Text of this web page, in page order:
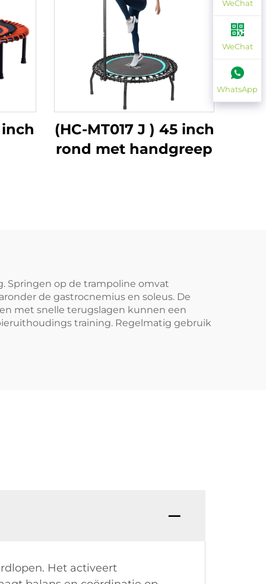
inch
(HC-MT017 J ) 45 inch
rond met handgreep
Springen op de trampoline omvat
de gastrocnemius en soleus. De
met snelle terugslagen kunnen een
training. Regelmatig gebruik
Het activeert
WeChat
WeChat
WhatsApp